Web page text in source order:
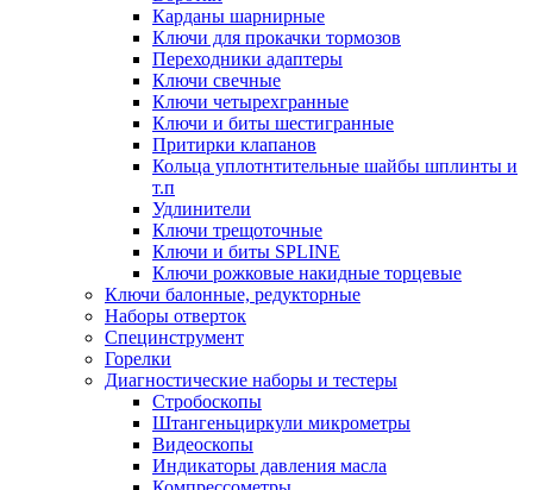
Карданы шарнирные
Ключи для прокачки тормозов
Переходники адаптеры
Ключи свечные
Ключи четырехгранные
Ключи и биты шестигранные
Притирки клапанов
Кольца уплотнтительные шайбы шплинты и
т.п
Удлинители
Ключи трещоточные
Ключи и биты SPLINE
Ключи рожковые накидные торцевые
Ключи балонные, редукторные
Наборы отверток
Специнструмент
Горелки
Диагностические наборы и тестеры
Стробоскопы
Штангеньциркули микрометры
Видеоскопы
Индикаторы давления масла